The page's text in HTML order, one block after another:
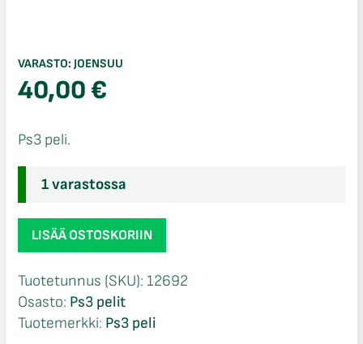
VARASTO: JOENSUU
40,00€
Ps3 peli.
1 varastossa
The
Bureau
Declassified
NIB
Ps3
LISÄÄ OSTOSKORIIN
Tuotetunnus (SKU): 12692
Osasto: Ps3 pelit
Tuotemerkki: Ps3 peli